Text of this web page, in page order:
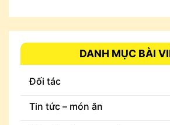
DANH MỤC BÀI
Đối tác
Tin tức – món ăn